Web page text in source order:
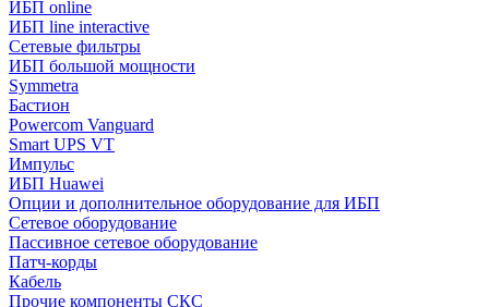
ИБП online
ИБП linе interactive
Сетевые фильтры
ИБП большой мощности
Symmetra
Бастион
Powercom Vanguard
Smart UPS VT
Импульс
ИБП Huawei
Опции и дополнительное оборудование для ИБП
Сетевое оборудование
Пассивное сетевое оборудование
Патч-корды
Кабель
Прочие компоненты СКС